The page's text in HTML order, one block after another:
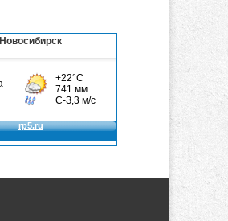
Новосибирск